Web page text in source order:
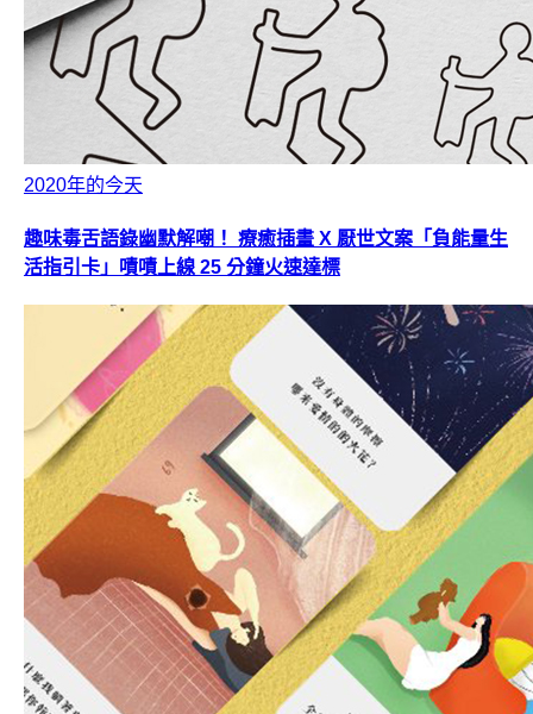
2020年的今天
趣味毒舌語錄幽默解嘲！ 療癒插畫 X 厭世文案「負能量生
活指引卡」嘖嘖上線 25 分鐘火速達標